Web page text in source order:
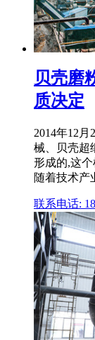
贝壳磨
质决定
2014年12
械、贝壳超
形成的,这
随着技术产
联系电话: